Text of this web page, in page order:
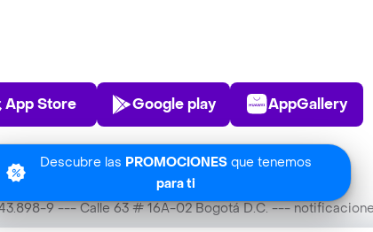
Descubre las PROMOCIONES que tenemos
para ti
App Store
App Store
Play Store
Google play
AppGallery
AppGallery
9 --- Calle 63 # 16A-02 Bogotá D.C. ---